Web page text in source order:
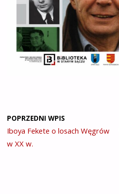
POPRZEDNI WPIS
Iboya Fekete o losach Węgrów
w XX w.